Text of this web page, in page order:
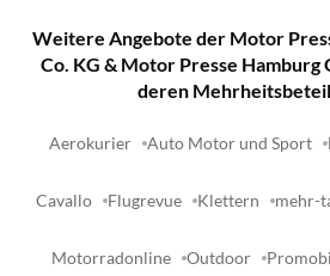
Weitere Angebote der Motor
Co. KG & Motor Presse Hamburg
deren
Aerokurier Auto Motor und Sport
Cavallo Flugrevue Klettern mehr-
Motorradonline Outdoor